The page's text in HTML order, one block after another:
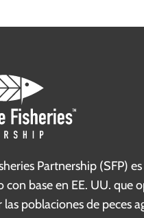
Partnership (SFP)
con base en EE. UU. que
las poblaciones de peces